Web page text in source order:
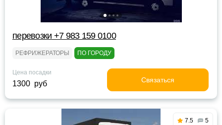
перевозки +7 983 159 0100
РЕФРИЖЕРАТОРЫ ПО ГОРОДУ
Цена посадки
1300 руб Связаться
7.5 5